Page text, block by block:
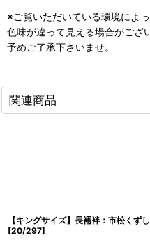
※ご覧いただいている環境によっ
色味が違って見える場合がござ
予めご了承下さいませ。
関連商品
【キングサイズ】長襦袢：市松くずし
[20/297]